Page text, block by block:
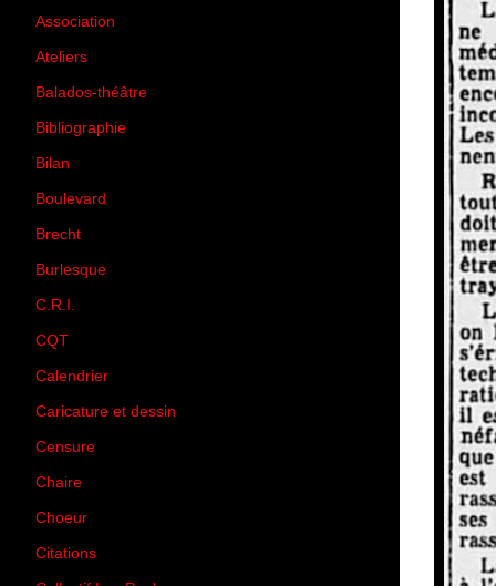
Association
Ateliers
Balados-théâtre
Bibliographie
Bilan
Boulevard
Brecht
Burlesque
C.R.I.
CQT
Calendrier
Caricature et dessin
Censure
Chaire
Choeur
Citations